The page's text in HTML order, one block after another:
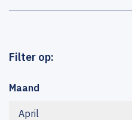
Filter op:
Maand
April